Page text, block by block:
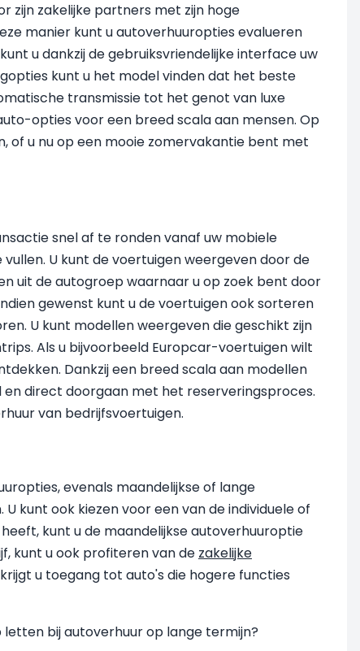
zijn zakelijke partners met zijn hoge
manier kunt u autoverhuuropties evalueren
u dankzij de gebruiksvriendelijke interface uw
kunt u het model vinden dat het beste
transmissie tot het genot van luxe
opties voor een breed scala aan mensen. Op
of u nu op een mooie zomervakantie bent met
snel af te ronden vanaf uw mobiele
U kunt de voertuigen weergeven door de
uit de autogroep waarnaar u op zoek bent door
gewenst kunt u de voertuigen ook sorteren
U kunt modellen weergeven die geschikt zijn
Als u bijvoorbeeld Europcar-voertuigen wilt
Dankzij een breed scala aan modellen
direct doorgaan met het reserveringsproces.
van bedrijfsvoertuigen.
evenals maandelijkse of lange
kunt ook kiezen voor een van de individuele of
kunt u de maandelijkse autoverhuuroptie
kunt u ook profiteren van de zakelijke
u toegang tot auto's die hogere functies
bij autoverhuur op lange termijn?